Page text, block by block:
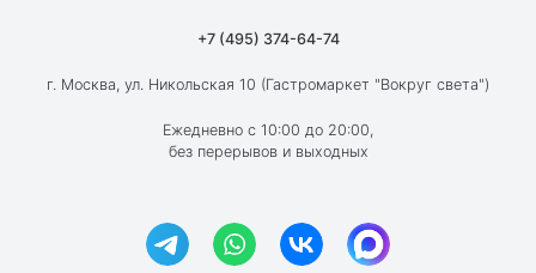
Ремонт AirPods
Вакансии
Акции и скидки
+7 (495) 374-64-74
г. Москва, ул. Никольская 10 (Гастромаркет "Вокруг света")
Ежедневно с 10:00 до 20:00,
без перерывов и выходных